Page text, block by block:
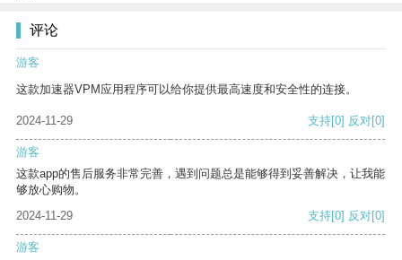
评论
游客
这款加速器VPM应用程序可以给你提供最高速度和安全性的连接。
2024-11-29 支持[0] 反对[0]
游客
这款app的售后服务非常完善，遇到问题总是能够得到妥善解决，让我能
够放心购物。
2024-11-29
支持[0] 反对[0]
游客